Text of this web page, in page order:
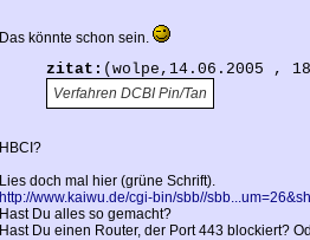
Das könnte schon sein.
zitat: (wolpe,14.06.2005 ,
Verfahren DCBI Pin/Tan
HBCI?
Lies doch mal hier (grüne Schrift).
http://www.kaiwu.de/cgi-bin/sbb//
Hast Du alles so gemacht?
Hast Du einen Router, der Port 443 blockiert?